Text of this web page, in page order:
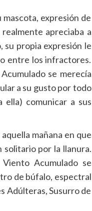
expresión de
apreciaba a
su propia expresión le
entre los infractores.
se merecía
a su gusto por todo
ella) comunicar a sus
mañana en que
solitario por la llanura.
Acumulado se
de búfalo, espectral
Adúlteras, Susurro de